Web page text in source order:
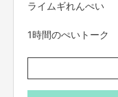
【お問合せ先】
お問い合わせは下記のURL
https://cf.fany.lol/users/
ライムギれんぺい
1時間のぺいトーク
※こちらのリターン
ます。
※出演者は変更にな